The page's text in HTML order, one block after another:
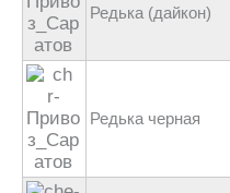
Редька (дайкон)
Редька черная